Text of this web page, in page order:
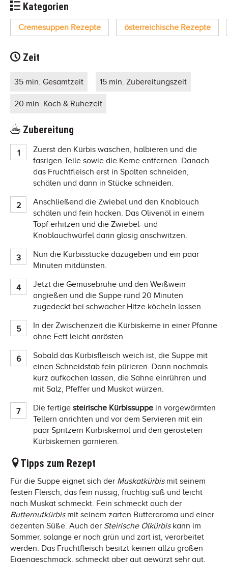
Kategorien
Cremesuppen Rezepte österreichische Rezepte
Zeit
35 min. Gesamtzeit 15 min. Zubereitungszeit
20 min. Koch & Ruhezeit
Zubereitung
Zuerst den Kürbis waschen, halbieren und die
fasrigen Teile sowie die Kerne entfernen. Danach
das Fruchtfleisch erst in Spalten schneiden,
schälen und dann in Stücke schneiden.
Anschließend die Zwiebel und den Knoblauch
schälen und fein hacken. Das Olivenöl in einem
Topf erhitzen und die Zwiebel- und
Knoblauchwürfel darin glasig anschwitzen.
Nun die Kürbisstücke dazugeben und ein paar
Minuten mitdünsten.
Jetzt die Gemüsebrühe und den Weißwein
angießen und die Suppe rund 20 Minuten
zugedeckt bei schwacher Hitze köcheln lassen.
In der Zwischenzeit die Kürbiskerne in einer Pfanne
ohne Fett leicht anrösten.
Sobald das Kürbisfleisch weich ist, die Suppe mit
einen Schneidstab fein pürieren. Dann nochmals
kurz aufkochen lassen, die Sahne einrühren und
mit Salz, Pfeffer und Muskat würzen.
Die fertige steirische Kürbissuppe in vorgewärmten
Tellern anrichten und vor dem Servieren mit ein
paar Spritzern Kürbiskernöl und den gerösteten
Kürbiskernen garnieren.
Tipps zum Rezept
Für die Suppe eignet sich der Muskatkürbismit seinem
festen Fleisch, das fein nussig, fruchtig-süß und leicht
nach Muskat schmeckt. Fein schmeckt auch der
Butternutkürbis mit seinem zarten Butteraroma und einer
dezenten Süße. Auch der Steirische Ölkürbis kann im
Sommer, solange er noch grün und zart ist, verarbeitet
werden. Das Fruchtfleisch besitzt keinen allzu großen
Eigengeschmack, schmeckt aber gut gewürzt sehr gut.